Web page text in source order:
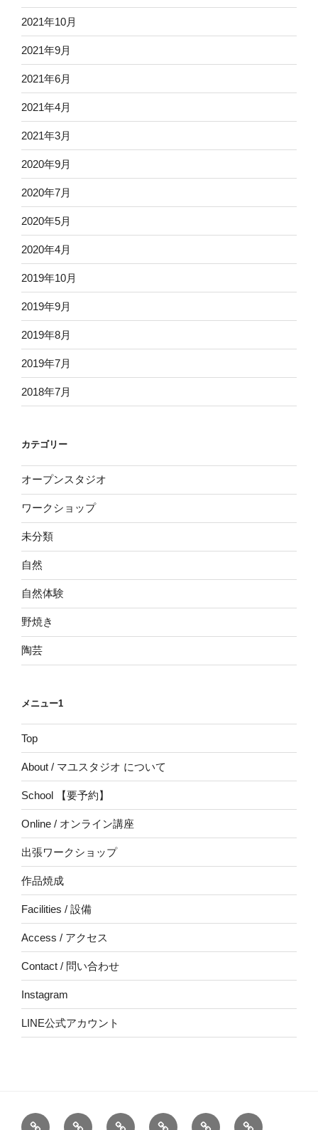
2021年10月
2021年9月
2021年6月
2021年4月
2021年3月
2020年9月
2020年7月
2020年5月
2020年4月
2019年10月
2019年9月
2019年8月
2019年7月
2018年7月
カテゴリー
オープンスタジオ
ワークショップ
未分類
自然
自然体験
野焼き
陶芸
メニュー1
Top
About / マユスタジオ について
School 【要予約】
Online / オンライン講座
出張ワークショップ
作品焼成
Facilities / 設備
Access / アクセス
Contact / 問い合わせ
Instagram
LINE公式アカウント
Top About School Online 出 作